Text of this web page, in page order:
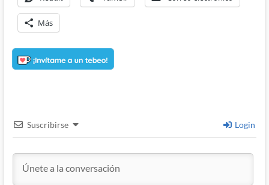
Más
Suscribirse Login